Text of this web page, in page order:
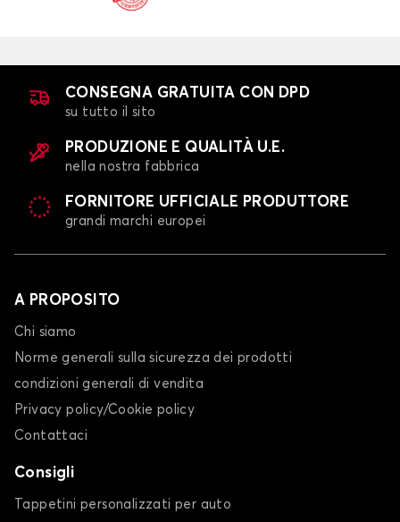
CONSEGNA GRATUITA CON DPD
su tutto il sito
PRODUZIONE E QUALITÀ U.E.
nella nostra fabbrica
FORNITORE UFFICIALE PRODUTTORE
grandi marchi europei
A PROPOSITO
Chi siamo
Norme generali sulla sicurezza dei prodotti
condizioni generali di vendita
Privacy policy/Cookie policy
Contattaci
Consigli
Tappetini personalizzati per auto